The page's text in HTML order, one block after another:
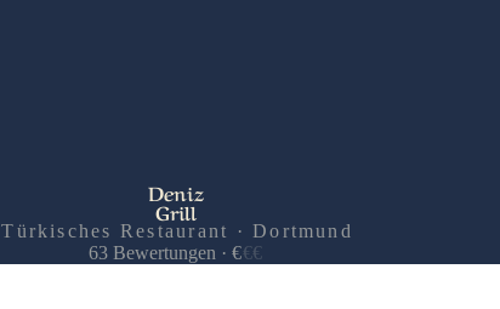
Deniz
Grill
Türkisches Restaurant · Dortmund
63 Bewertungen ·€€€